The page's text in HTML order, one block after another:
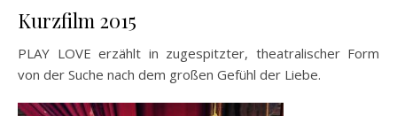
Kurzfilm 2015
PLAY LOVE erzählt in zugespitzter, theatralischer Form
von der Suche nach dem großen Gefühl der Liebe.